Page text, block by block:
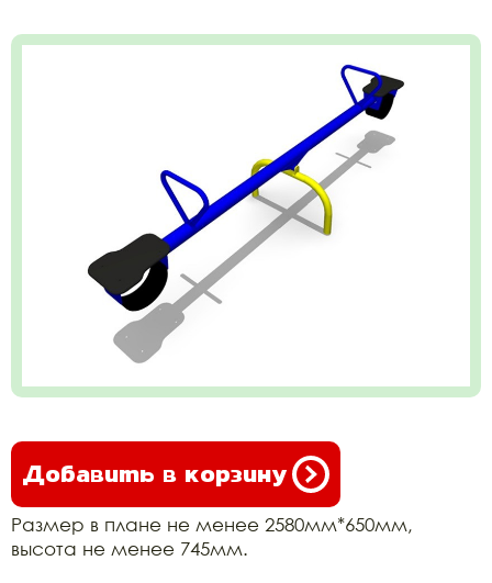
Добавить в корзину
Размер в плане не менее 2580мм*650мм,
высота не менее 745мм.